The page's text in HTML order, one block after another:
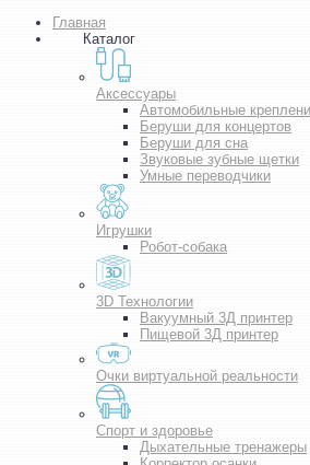
Главная
Каталог
Аксессуары
Автомобильные
Беруши для концертов
Беруши для сна
Звуковые зубные щетки
Умные переводчики
Игрушки
Робот-собака
3D Технологии
Вакуумный 3Д принтер
Пищевой 3Д принтер
Очки виртуальной реальности
Спорт и здоровье
Дыхательные тренажеры